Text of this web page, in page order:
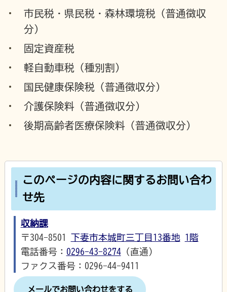
市民税・県民税・森林環境税（普通徴収
分）
固定資産税
軽自動車税（種別割）
国民健康保険税（普通徴収分）
介護保険料（普通徴収分）
後期高齢者医療保険料（普通徴収分）
このページの内容に関するお問い合わ
せ先
収納課
〒304-8501 下妻市本城町三丁目13番地 1階
電話番号： 0296-43-8274（直通）
ファクス番号：0296-44-9411
メールでお問い合わせをする